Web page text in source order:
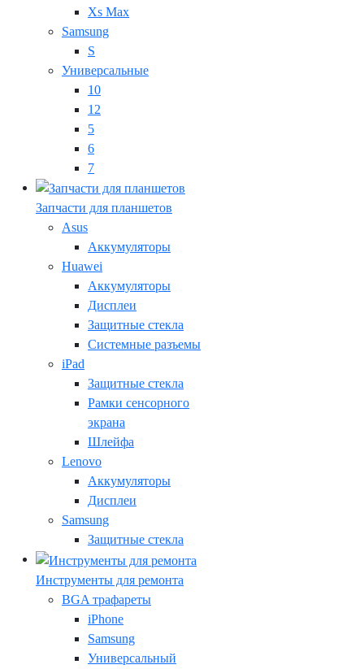
Xs Max
Samsung
S
Универсальные
10
12
5
6
7
Запчасти для планшетов
Asus
Аккумуляторы
Huawei
Аккумуляторы
Дисплеи
Защитные стекла
Системные разъемы
iPad
Защитные стекла
Рамки сенсорного
экрана
Шлейфа
Lenovo
Аккумуляторы
Дисплеи
Samsung
Защитные стекла
Инструменты для ремонта
BGA трафареты
iPhone
Samsung
Универсальный